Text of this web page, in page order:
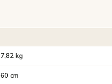
7,82 kg
60 cm